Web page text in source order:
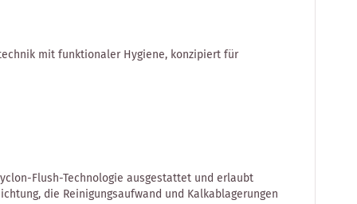
mit funktionaler Hygiene, konzipiert für
Flush-Technologie ausgestattet und erlaubt
die Reinigungsaufwand und Kalkablagerungen